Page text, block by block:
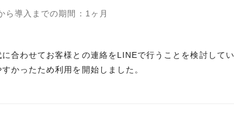
ら導入までの期間 ： 1ヶ月
合わせてお客様との連絡をLINEで行うことを検討してい